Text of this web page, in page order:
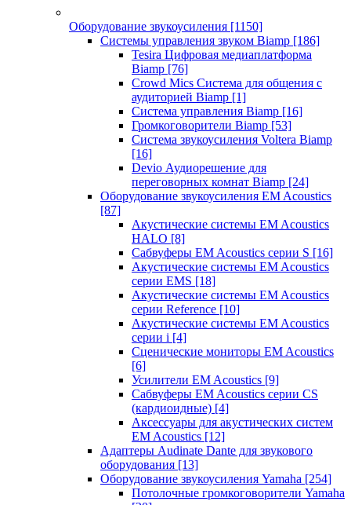
Оборудование звукоусиления [1150]
Системы управления звуком Biamp [186]
Tesira Цифровая медиаплатформа
Biamp [76]
Crowd Mics Система для общения с
аудиторией Biamp [1]
Система управления Biamp [16]
Громкоговорители Biamp [53]
Система звукоусиления Voltera Biamp
[16]
Devio Аудиорешение для
переговорных комнат Biamp [24]
Оборудование звукоусиления EM Acoustics
[87]
Акустические системы EM Acoustics
HALO [8]
Сабвуферы EM Acoustics серии S [16]
Акустические системы EM Acoustics
серии EMS [18]
Акустические системы EM Acoustics
серии Reference [10]
Акустические системы EM Acoustics
серии i [4]
Сценические мониторы EM Acoustics
[6]
Усилители EM Acoustics [9]
Сабвуферы EM Acoustics серии CS
(кардиоидные) [4]
Аксессуары для акустических систем
EM Acoustics [12]
Адаптеры Audinate Dante для звукового
оборудования [13]
Оборудование звукоусиления Yamaha [254]
Потолочные громкоговорители Yamaha